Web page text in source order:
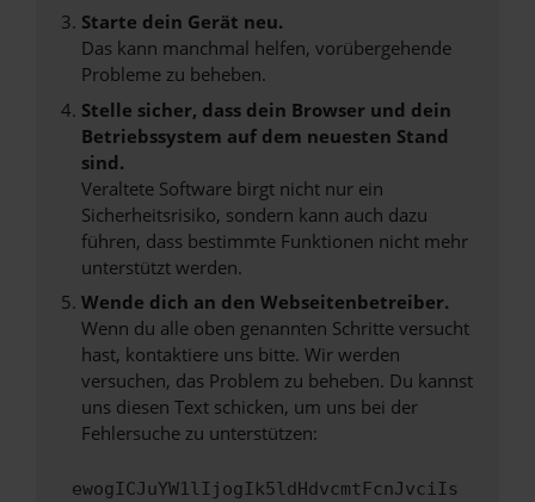
Starte dein Gerät neu.
Das kann manchmal helfen, vorübergehende
Probleme zu beheben.
Stelle sicher, dass dein Browser und dein
Betriebssystem auf dem neuesten Stand
sind.
Veraltete Software birgt nicht nur ein
Sicherheitsrisiko, sondern kann auch dazu
führen, dass bestimmte Funktionen nicht mehr
unterstützt werden.
Wende dich an den Webseitenbetreiber.
Wenn du alle oben genannten Schritte versucht
hast, kontaktiere uns bitte. Wir werden
versuchen, das Problem zu beheben. Du kannst
uns diesen Text schicken, um uns bei der
Fehlersuche zu unterstützen:
ewogICJuYW1lIjogIk5ldHdvcmtFcnJvciIs